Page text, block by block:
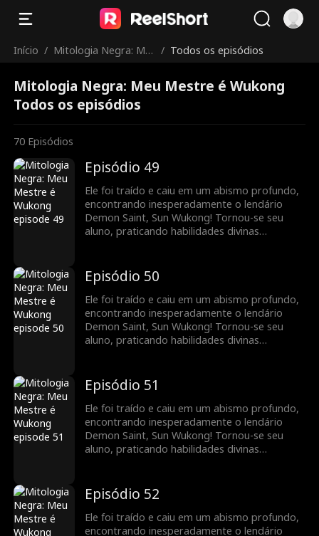
Início / Mitologia Negra: Me
/ Todos os episódios
Mitologia Negra: Meu Mestre é Wukong
Todos os episódios
70 Episódios
Episódio 49
Ele foi traído e caiu em um abismo profundo,
encontrando inesperadamente o lendário
Demon Saint, Sun Wukong! Tornou-se seu
aluno, praticando habilidades divinas
vingando injustiças e acertando contas.
Episódio 50
Ele foi traído e caiu em um abismo profundo,
encontrando inesperadamente o lendário
Demon Saint, Sun Wukong! Tornou-se seu
aluno, praticando habilidades divinas
vingando injustiças e acertando contas.
Episódio 51
Ele foi traído e caiu em um abismo profundo,
encontrando inesperadamente o lendário
Demon Saint, Sun Wukong! Tornou-se seu
aluno, praticando habilidades divinas
vingando injustiças e acertando contas.
Episódio 52
Ele foi traído e caiu em um abismo profundo,
encontrando inesperadamente o lendário